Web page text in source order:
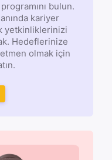
bulun.
kariyer
yetkinliklerinizi
Hedeflerinize
olmak için